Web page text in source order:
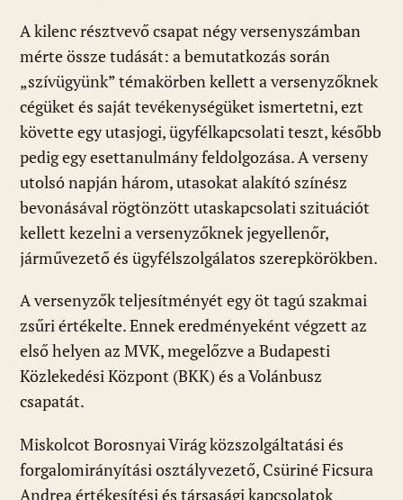
A kilenc résztvevő csapat négy versenyszámban
mérte össze tudását: a bemutatkozás során
„szívügyünk” témakörben kellett a versenyzőknek
cégüket és saját tevékenységüket ismertetni, ezt
követte egy utasjogi, ügyfélkapcsolati teszt, később
pedig egy esettanulmány feldolgozása. A verseny
utolsó napján három, utasokat alakító színész
bevonásával rögtönzött utaskapcsolati szituációt
kellett kezelni a versenyzőknek jegyellenőr,
járművezető és ügyfélszolgálatos szerepkörökben.
A versenyzők teljesítményét egy öt tagú szakmai
zsűri értékelte. Ennek eredményeként végzett az
első helyen az MVK, megelőzve a Budapesti
Közlekedési Központ (BKK) és a Volánbusz
csapatát.
Miskolcot Borosnyai Virág közszolgáltatási és
forgalomirányítási osztályvezető, Csüriné Ficsura
Andrea értékesítési és társasági kapcsolatok